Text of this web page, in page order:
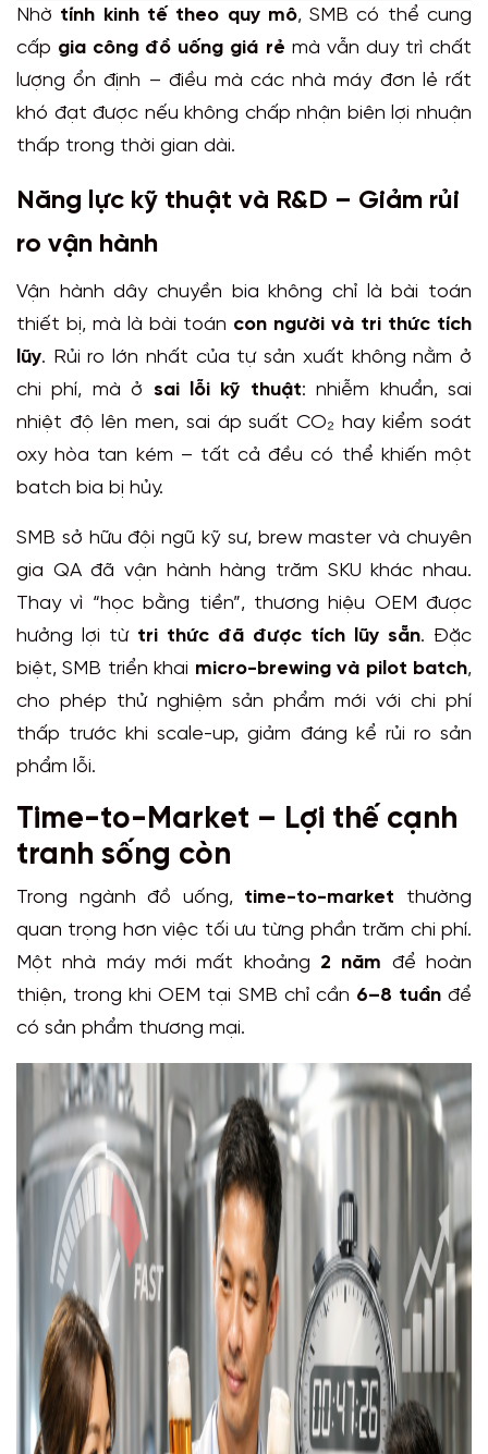
Nhờ tính kinh tế theo quy mô, SMB có thể cung
cấp gia công đồ uống giá rẻ mà vẫn duy trì chất
lượng ổn định – điều mà các nhà máy đơn lẻ rất
khó đạt được nếu không chấp nhận biên lợi nhuận
thấp trong thời gian dài.
Năng lực kỹ thuật và R&D – Giảm rủi
ro vận hành
Vận hành dây chuyền bia không chỉ là bài toán
thiết bị, mà là bài toán con người và tri thức tích
lũy. Rủi ro lớn nhất của tự sản xuất không nằm ở
chi phí, mà ở sai lỗi kỹ thuật: nhiễm khuẩn, sai
nhiệt độ lên men, sai áp suất CO₂ hay kiểm soát
oxy hòa tan kém – tất cả đều có thể khiến một
batch bia bị hủy.
SMB sở hữu đội ngũ kỹ sư, brew master và chuyên
gia QA đã vận hành hàng trăm SKU khác nhau.
Thay vì “học bằng tiền”, thương hiệu OEM được
hưởng lợi từ tri thức đã được tích lũy sẵn. Đặc
biệt, SMB triển khai micro-brewing và pilot batch,
cho phép thử nghiệm sản phẩm mới với chi phí
thấp trước khi scale-up, giảm đáng kể rủi ro sản
phẩm lỗi.
Time-to-Market – Lợi thế cạnh
tranh sống còn
Trong ngành đồ uống, time-to-market thường
quan trọng hơn việc tối ưu từng phần trăm chi phí.
Một nhà máy mới mất khoảng 2 năm để hoàn
thiện, trong khi OEM tại SMB chỉ cần 6–8 tuầnđể
có sản phẩm thương mại.